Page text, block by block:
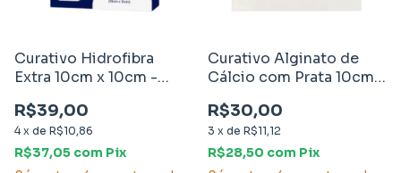
Curativo Hidrofibra
Extra 10cm x 10cm -
R$39,00
4 x de R$10,86
R$37,05 com Pix
Curativo Alginato de
Cálcio com Prata 10cm x
R$30,00
3 x de R$11,12
R$28,50 com Pix